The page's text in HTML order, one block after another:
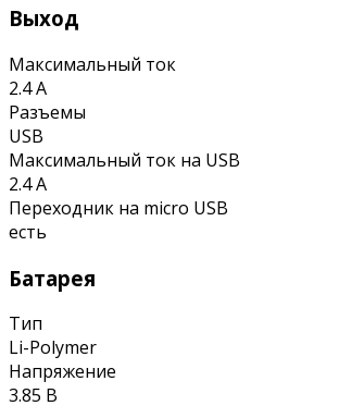
Выход
Максимальный ток
2.4 А
Разъемы
USB
Максимальный ток на USB
2.4 А
Переходник на micro USB
есть
Батарея
Тип
Li-Polymer
Напряжение
3.85 В